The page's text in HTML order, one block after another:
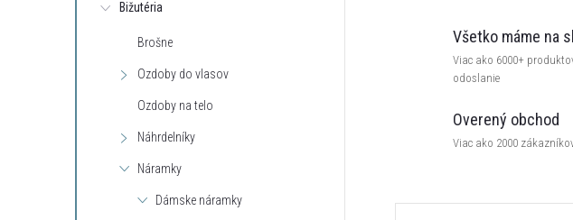
Bižutéria
Brošne
Ozdoby do vlasov
Ozdoby na telo
Náhrdelníky
Náramky
Dámske náramky
Všetko máme na
Viac ako 6000+
odoslanie
Overený obchod
Viac ako 2000